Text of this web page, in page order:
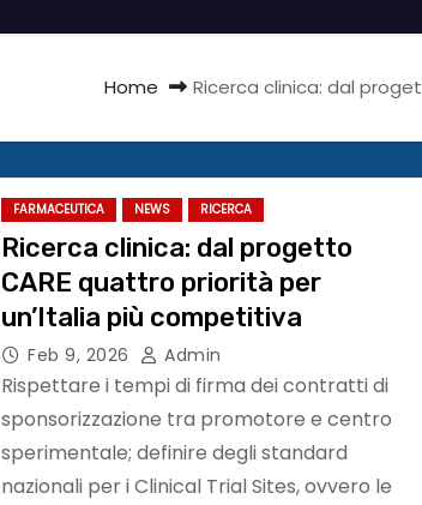
Home Ricerca clinica: dal
FARMACEUTICA NEWS RICERCA
Ricerca clinica: dal progetto
CARE quattro priorità per
un’Italia più competitiva
Feb 9, 2026 Admin
Rispettare i tempi di firma dei contratti di
sponsorizzazione tra promotore e centro
sperimentale; definire degli standard
nazionali per i Clinical Trial Sites, ovvero le